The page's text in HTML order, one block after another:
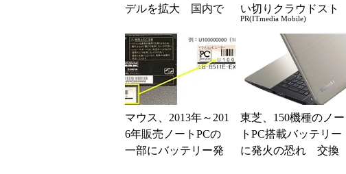
デルを拡大 国内で
い切りクラウドスト
レージ
PR(ITmedia Mobile)
マウス、2013年～201
6年販売ノートPCの
一部にバッテリー発
東芝、150機種のノー
トPC搭載バッテリー
に発火の恐れ 交換